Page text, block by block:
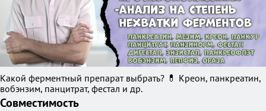
Какой ферментный препарат выбрать? 💊 Креон, панкреатин,
вобэнзим, панцитрат, фестал и др.
Совместимость